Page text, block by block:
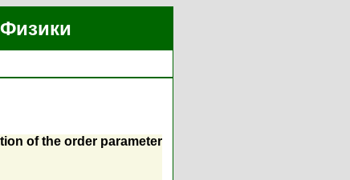
of the order parameter